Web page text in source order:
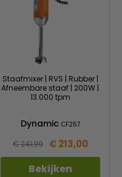
Staafmixer | RVS | Rubber |
Afneembare staaf | 200W |
13.000 tpm
Dynamic CF257
€ 241,99 € 213,00
Bekijken